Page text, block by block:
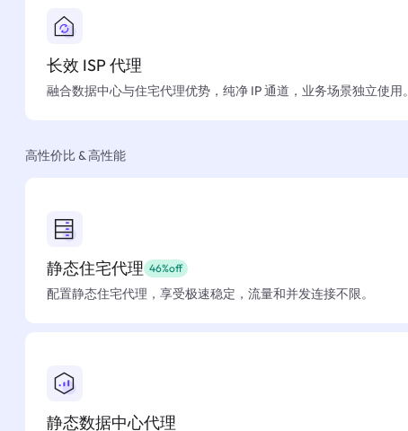
长效 ISP 代理
融合数据中心与住宅代理优势，纯净 IP 通道，业务场景独立使用。
高性价比 & 高性能
静态住宅代理 46%off
配置静态住宅代理，享受极速稳定，流量和并发连接不限。
静态数据中心代理